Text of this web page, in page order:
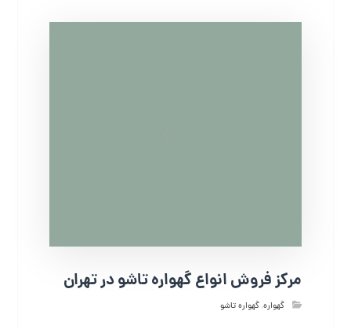
مرکز فروش انواع گهواره تاشو در تهران
گهواره,گهواره تاشو